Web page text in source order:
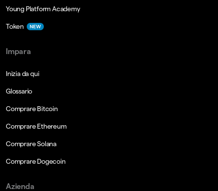
Young Platform Academy
Token NEW
Impara
Inizia da qui
Glossario
Comprare Bitcoin
Comprare Ethereum
Comprare Solana
Comprare Dogecoin
Azienda